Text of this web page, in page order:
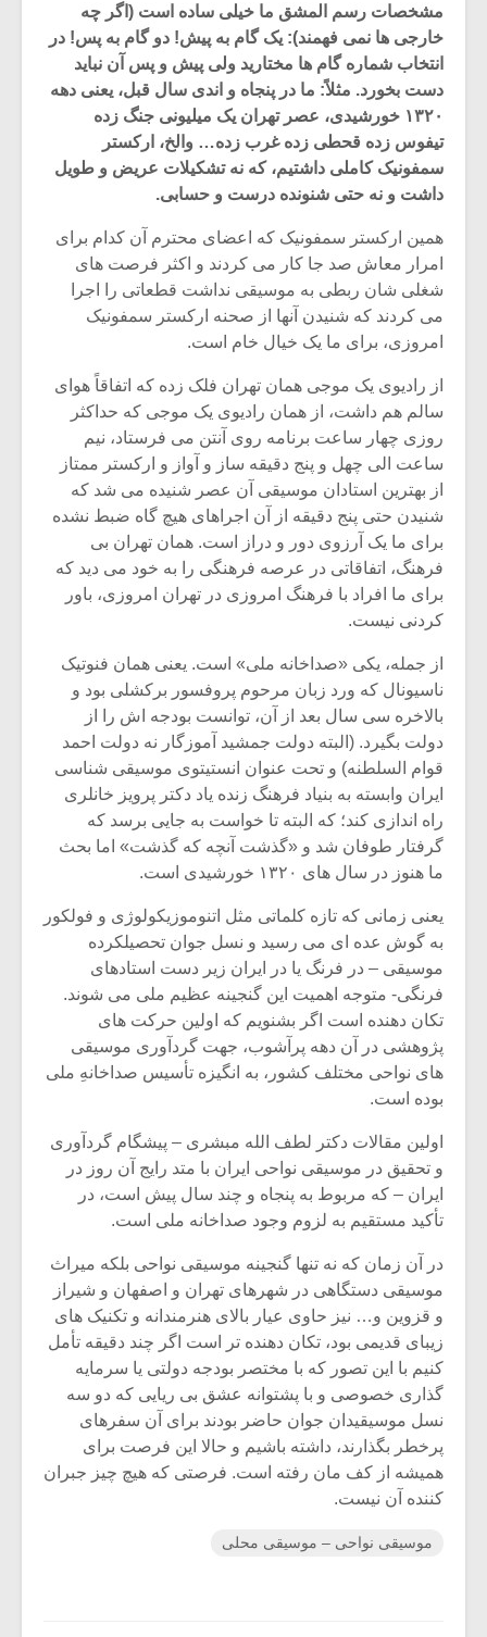
مشخصات رسم المشق ما خیلی ساده است (اگر چه
خارجی ها نمی فهمند): یک گام به پیش! دو گام به پس! در
انتخاب شماره گام ها مختارید ولی پیش و پس آن نباید
دست بخورد. مثلاً: ما در پنجاه و اندی سال قبل، یعنی دهه
۱۳۲۰ خورشیدی، عصر تهران یک میلیونی جنگ زده
تیفوس زده قحطی زده غرب زده… والخ، ارکستر
سمفونیک کاملی داشتیم، که نه تشکیلات عریض و طویل
داشت و نه حتی شنونده درست و حسابی.
همین ارکستر سمفونیک که اعضای محترم آن کدام برای
امرار معاش صد جا کار می کردند و اکثر فرصت های
شغلی شان ربطی به موسیقی نداشت قطعاتی را اجرا
می کردند که شنیدن آنها از صحنه ارکستر سمفونیک
امروزی، برای ما یک خیال خام است.
از رادیوی یک موجی همان تهران فلک زده که اتفاقاً هوای
سالم هم داشت، از همان رادیوی یک موجی که حداکثر
روزی چهار ساعت برنامه روی آنتن می فرستاد، نیم
ساعت الی چهل و پنج دقیقه ساز و آواز و ارکستر ممتاز
از بهترین استادان موسیقی آن عصر شنیده می شد که
شنیدن حتی پنج دقیقه از آن اجراهای هیچ گاه ضبط نشده
برای ما یک آرزوی دور و دراز است. همان تهران بی
فرهنگ، اتفاقاتی در عرصه فرهنگی را به خود می دید که
برای ما افراد با فرهنگ امروزی در تهران امروزی، باور
کردنی نیست.
از جمله، یکی «صداخانه ملی» است. یعنی همان فنوتیک
ناسیونال که ورد زبان مرحوم پروفسور برکشلی بود و
بالاخره سی سال بعد از آن، توانست بودجه اش را از
دولت بگیرد. (البته دولت جمشید آموزگار نه دولت احمد
قوام السلطنه) و تحت عنوان انستیتوی موسیقی شناسی
ایران وابسته به بنیاد فرهنگ زنده یاد دکتر پرویز خانلری
راه اندازی کند؛ که البته تا خواست به جایی برسد که
گرفتار طوفان شد و «گذشت آنچه که گذشت» اما بحث
ما هنوز در سال های ۱۳۲۰ خورشیدی است.
یعنی زمانی که تازه کلماتی مثل اتنوموزیکولوژی و فولکور
به گوش عده ای می رسید و نسل جوان تحصیلکرده
موسیقی – در فرنگ یا در ایران زیر دست استادهای
فرنگی- متوجه اهمیت این گنجینه عظیم ملی می شوند.
تکان دهنده است اگر بشنویم که اولین حرکت های
پژوهشی در آن دهه پرآشوب، جهت گردآوری موسیقی
های نواحی مختلف کشور، به انگیزه تأسیس صداخانهِ ملی
بوده است.
اولین مقالات دکتر لطف الله مبشری – پیشگام گردآوری
و تحقیق در موسیقی نواحی ایران با متد رایج آن روز در
ایران – که مربوط به پنجاه و چند سال پیش است، در
تأکید مستقیم به لزوم وجود صداخانه ملی است.
در آن زمان که نه تنها گنجینه موسیقی نواحی بلکه میراث
موسیقی دستگاهی در شهرهای تهران و اصفهان و شیراز
و قزوین و… نیز حاوی عیار بالای هنرمندانه و تکنیک های
زیبای قدیمی بود، تکان دهنده تر است اگر چند دقیقه تأمل
کنیم با این تصور که با مختصر بودجه دولتی یا سرمایه
گذاری خصوصی و با پشتوانه عشق بی ریایی که دو سه
نسل موسیقیدان جوان حاضر بودند برای آن سفرهای
پرخطر بگذارند، داشته باشیم و حالا این فرصت برای
همیشه از کف مان رفته است. فرصتی که هیچ چیز جبران
کننده آن نیست.
موسیقی نواحی – موسیقی محلی
میکلوش روژا
شیش و نیم»
اگر نمی توانی
مشهورترین باشی،
بدنام ترین باش
موریس ژار
موسیقی
موسیقی